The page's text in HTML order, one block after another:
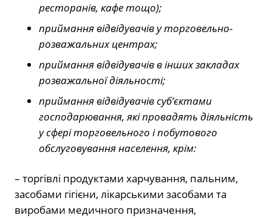
ресторанів, кафе тощо);
приймання відвідувачів у торговельно-
розважальних центрах;
приймання відвідувачів в інших закладах
розважальної діяльності;
приймання відвідувачів суб’єктами
господарювання, які провадять діяльність
у сфері торговельного і побутового
обслуговування населення, крім:
– торгівлі продуктами харчування, пальним,
засобами гігієни, лікарськими засобами та
виробами медичного призначення,